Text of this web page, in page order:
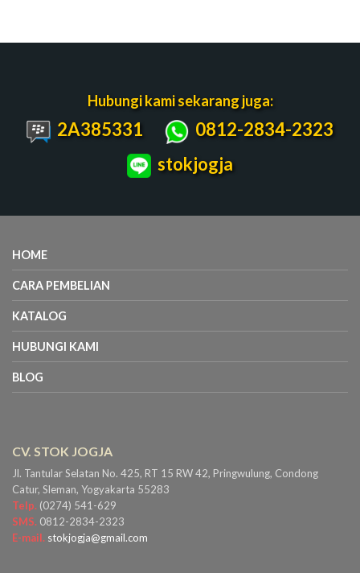
Hubungi kami sekarang juga:
2A385331
0812-2834-2323
stokjogja
HOME
CARA PEMBELIAN
KATALOG
HUBUNGI KAMI
BLOG
CV. STOK JOGJA
Jl. Tantular Selatan No. 425, RT 15 RW 42, Pringwulung, Condong
Catur, Sleman, Yogyakarta 55283
Telp. (0274) 541-629
SMS. 0812-2834-2323
E-mail. stokjogja@gmail.com